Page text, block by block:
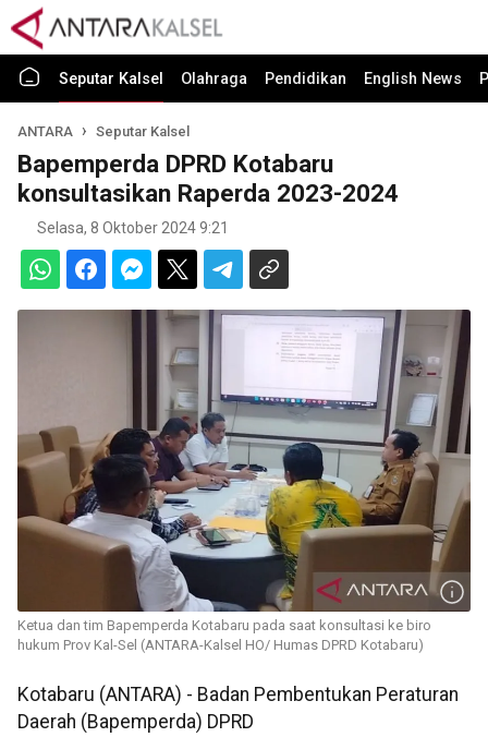
Seputar Kalsel Olahraga Pendidikan English News
ANTARA Seputar Kalsel
Bapemperda DPRD Kotabaru
konsultasikan Raperda 2023-2024
Selasa, 8 Oktober 2024 9:21
Ketua dan tim Bapemperda Kotabaru pada saat konsultasi ke biro
hukum Prov Kal-Sel (ANTARA-Kalsel HO/ Humas DPRD Kotabaru)
Kotabaru (ANTARA) - Badan Pembentukan Peraturan
Daerah (Bapemperda) DPRD